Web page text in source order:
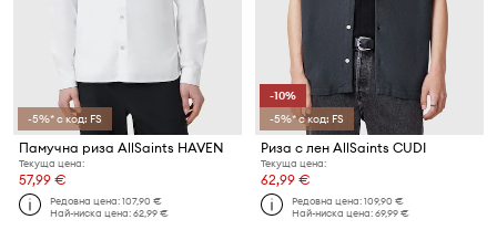
-5%* с код: FS
Памучна риза AllSaints HAVEN
Текуща цена:
57,99 €
Редовна цена:107,90 €
Най-ниска цена:62,99 €
-10%
-5%* с код: FS
Риза с лен AllSaints CUDI
Текуща цена:
62,99 €
Редовна цена:109,90 €
Най-ниска цена:69,99 €